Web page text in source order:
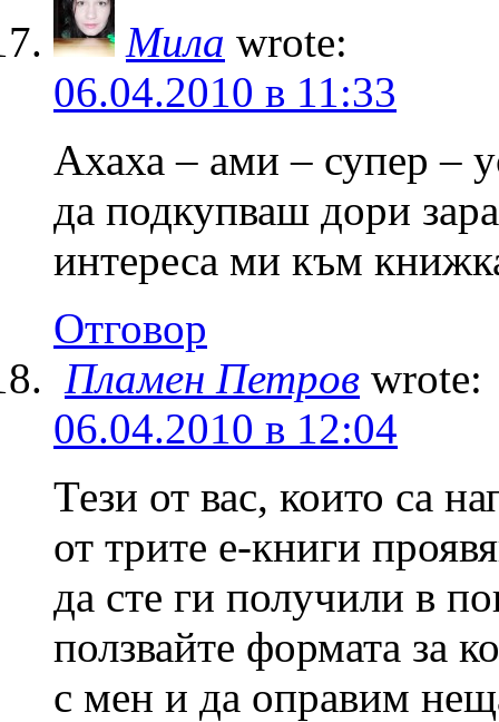
Мила wrote:
06.04.2010 в 11:33
Ахаха – ами – супер –
да подкупваш дори
интереса ми към
Отговор
Пламен Петров wrote:
06.04.2010 в 12:04
Тези от вас, които са
от трите е-книги
да сте ги получили в
ползвайте формата за
с мен и да оправим